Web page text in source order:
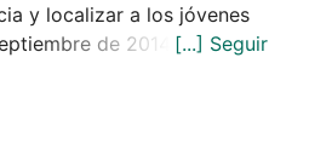
y localizar a los jóvenes
de 2014.